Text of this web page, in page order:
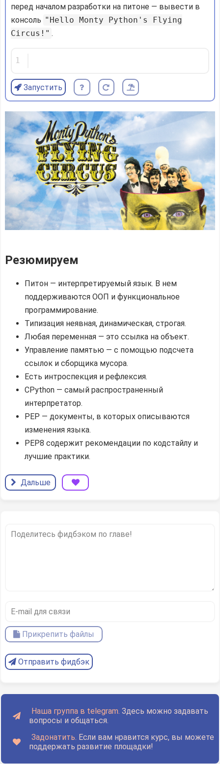
перед началом разработки на питоне — вывести в
консоль "Hello Monty Python's Flying
Circus!" .
1
Запустить
Резюмируем
Питон — интерпретируемый язык. В нем
поддерживаются ООП и функциональное
программирование.
Типизация неявная, динамическая, строгая.
Любая переменная — это ссылка на объект.
Управление памятью — с помощью подсчета
ссылок и сборщика мусора.
Есть интроспекция и рефлексия.
CPython — самый распространенный
интерпретатор.
PEP — документы, в которых описываются
изменения языка.
PEP8 содержит рекомендации по кодстайлу и
лучшие практики.
Дальше
Прикрепить файлы
Отправить фидбэк
Наша группа в telegram. Здесь можно задавать
вопросы и общаться.
Задонатить. Если вам нравится курс, вы можете
поддержать развитие площадки!